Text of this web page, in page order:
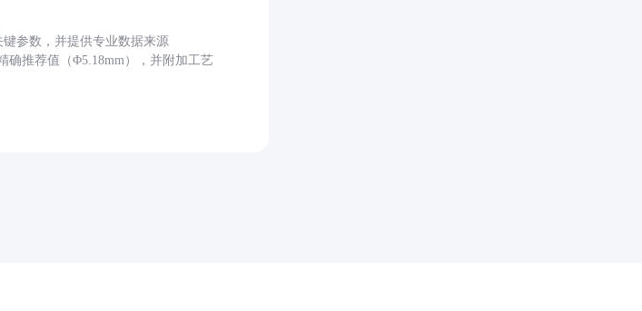
参数，并提供专业数据来源
确推荐值（Φ5.18mm），并附加工艺